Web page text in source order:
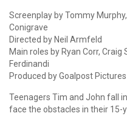
Screenplay by Tommy
Conigrave
Directed by Neil Armfeld
Main roles by Ryan Corr,
Ferdinandi
Produced by Goalpost Pictures
Teenagers Tim and John fall
face the obstacles in their 15-